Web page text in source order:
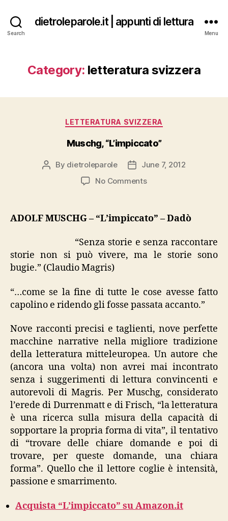
Search
dietroleparole.it | appunti di lettura
Menu
Category: letteratura svizzera
Categories
LETTERATURA SVIZZERA
Muschg, “L’impiccato”
Post
By dietroleparole
PostJune 7, 2012
No Commentson
ADOLF MUSCHG – “L’impiccato” – Dadò
“Senza storie e senza raccontare
storie non si può vivere, ma le storie sono
bugie.” (Claudio Magris)
“…come se la fine di tutte le cose avesse fatto
capolino e ridendo gli fosse passata accanto.”
Nove racconti precisi e taglienti, nove perfette
macchine narrative nella migliore tradizione
della letteratura mitteleuropea. Un autore che
(ancora una volta) non avrei mai incontrato
senza i suggerimenti di lettura convincenti e
autorevoli di Magris. Per Muschg, considerato
l’erede di Durrenmatt e di Frisch, “la letteratura
è una ricerca sulla misura della capacità di
sopportare la propria forma di vita”, il tentativo
di “trovare delle chiare domande e poi di
trovare, per queste domande, una chiara
forma”. Quello che il lettore coglie è intensità,
passione e smarrimento.
Acquista “L’impiccato” su Amazon.it